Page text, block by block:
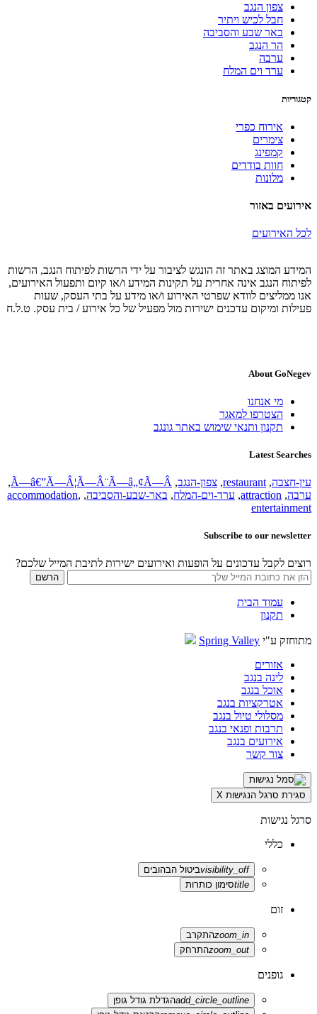
צפון הנגב
חבל לכיש ויתיר
באר שבע והסביבה
הר הנגב
ערבה
ערד וים המלח
קטגוריות
אירוח כפרי
צימרים
קמפינג
חוות בודדים
מלונות
אירועים באזור
לכל האירועים
המידע המוצג באתר זה הונגש לציבור על ידי הרשות לפיתוח הנגב, הרשות
לפיתוח הנגב אינה אחרית על תקינות המידע ו/או קיום ותפעול האירועים,
אנו ממליצים לוודא שפרטי האירוע ו/או מידע על בתי העסק, שעות
פעילות ומיקום עדכנים ישירות מול מפעיל של כל אירוע / בית עסק. ט.ל.ח
About GoNegev
מי אנחנו
הצטרפו למאגר
תקנון ותנאי שימוש באתר גונגב
Latest Searches
עין-חצבה,
restaurant
, צפון-הנגב,
Ã—â€”Ã—Â¦Ã—Â¨Ã—â„¢Ã—Â
,
ערבה,
attraction
, ערד-וים-המלח, באר-שבע-והסביבה,
accommodation,
entertainment
Subscribe to our newsletter
רוצים לקבל עדכונים על הופעות ואירועים ישירות לתיבת המייל שלכם?
עמוד הבית
תקנון
מתוחזק ע"י Spring Valley
אזורים
לינה בנגב
אוכל בנגב
אטרקציות בנגב
מסלולי טיול בנגב
תרבות ופנאי בנגב
אירועים בנגב
צור קשר
סגירת סרגל הנגישות X
סרגל נגישות
כללי
visibility_offביטול הבהובים
titleסימון כותרות
זום
zoom_inהתקרב
zoom_outהתרחק
גופנים
add_circle_outlineהגדלת גודל גופן